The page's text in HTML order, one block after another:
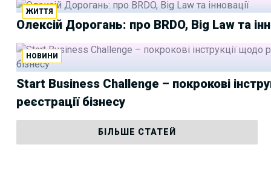
ЖИТТЯ
Олексій Дорогань: про BRDO, Big Law та
НОВИНИ
Start Business Challenge – покрокові
реєстрації бізнесу
БІЛЬШЕ СТАТЕЙ